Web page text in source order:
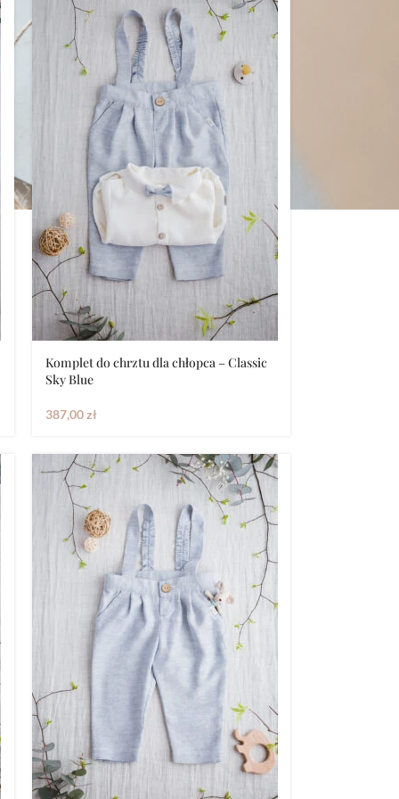
Komplet do chrztu dla chłopca – Classic
Sky Blue
387,00zł